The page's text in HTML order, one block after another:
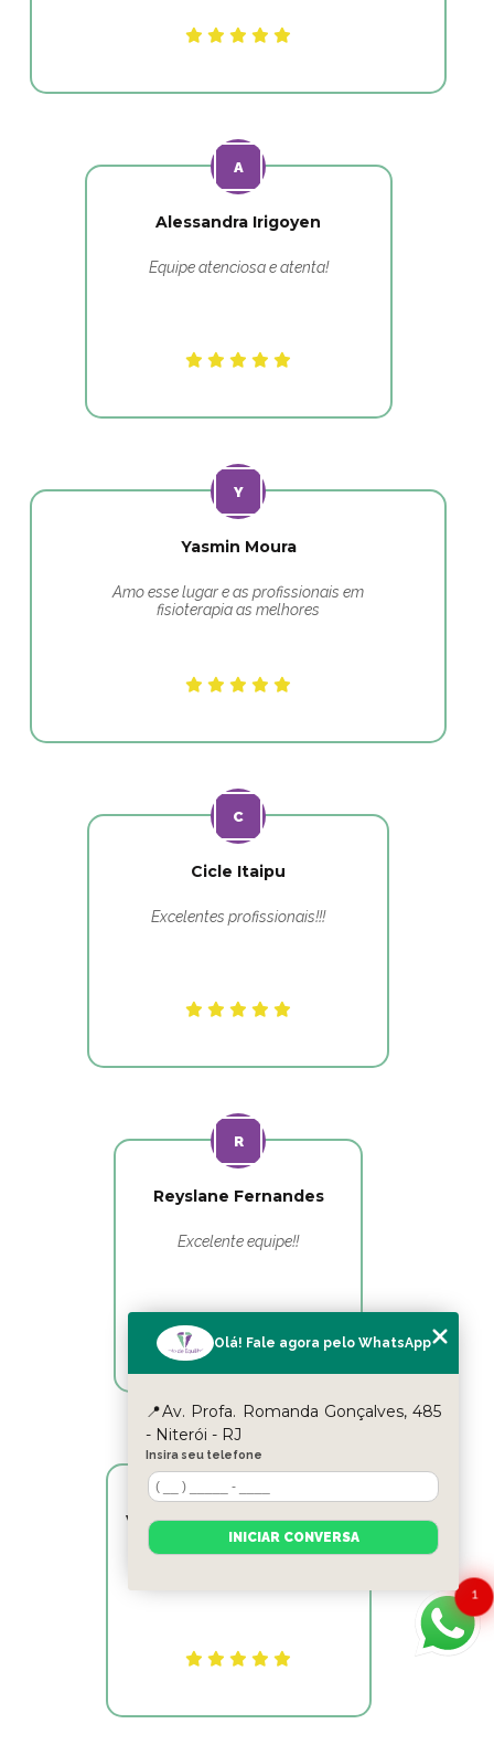
Alessandra Irigoyen
Equipe atenciosa e atenta!
Yasmin Moura
Amo esse lugar e as profissionais em
fisioterapia as melhores
Cicle Itaipu
Excelentes profissionais!!!
Reyslane Fernandes
Excelente equipe!!
Victor Hugo Marins Mansur
1
Olá! Fale agora pelo WhatsApp
📍Av. Profa. Romanda Gonçalves, 485
- Niterói - RJ
Insira seu telefone
INICIAR CONVERSA